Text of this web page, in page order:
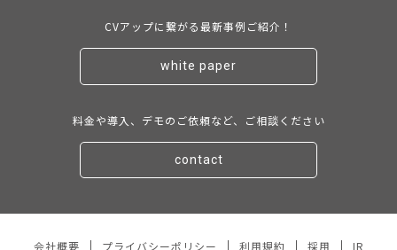
CVアップに繋がる最新事例ご紹介！
white paper
料金や導入、デモのご依頼など、ご相談ください
contact
会社概要 プライバシーポリシー 利用規約 採用 IR